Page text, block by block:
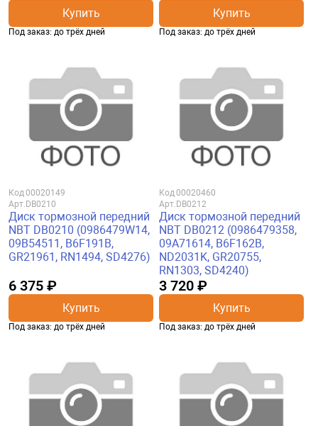
Купить
Под заказ: до трёх дней
Купить
Под заказ: до трёх дней
Код00020149
Арт. DB0210
Диск тормозной передний
NBT DB0210 (0986479W14,
09B54511, B6F191B,
GR21961, RN1494, SD4276)
6 375 ₽
Купить
Под заказ: до трёх дней
Код00020460
Арт. DB0212
Диск тормозной передний
NBT DB0212 (0986479358,
09A71614, B6F162B,
ND2031K, GR20755,
RN1303, SD4240)
3 720 ₽
Купить
Под заказ: до трёх дней